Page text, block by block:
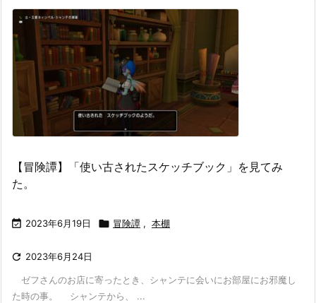
【冒険譚】「使い古されたスケッチブック」を見てみ
た。
 2023年6月19日  冒険譚 , 本棚
 2023年6月24日
ゼフさんのお店に寄ったとき、シャンテに会いにお部屋にお邪魔し
た時の事。 シャンテから、 ...